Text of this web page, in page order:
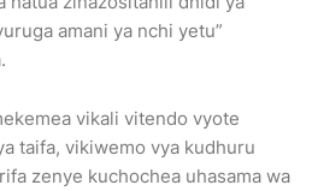
amani ya nchi yetu”
vikali vitendo vyote
taifa, vikiwemo vya kudhuru
zenye kuchochea uhasama wa